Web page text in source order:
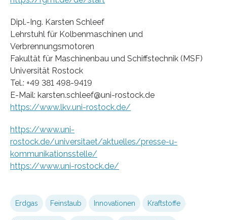
Dipl.-Ing. Karsten Schleef
Lehrstuhl für Kolbenmaschinen und
Verbrennungsmotoren
Fakultät für Maschinenbau und Schiffstechnik (MSF)
Universität Rostock
Tel.: +49 381 498-9419
E-Mail: karsten.schleef@uni-rostock.de
https://www.lkv.uni-rostock.de/
https://www.uni-
rostock.de/universitaet/aktuelles/presse-u-
kommunikationsstelle/
https://www.uni-rostock.de/
Erdgas Feinstaub Innovationen Kraftstoffe